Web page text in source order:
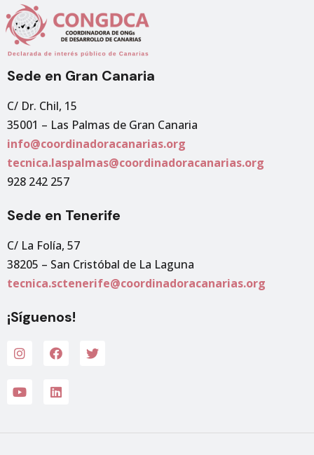
Sede en Gran Canaria
C/ Dr. Chil, 15
35001 – Las Palmas de Gran Canaria
info@coordinadoracanarias.org
tecnica.laspalmas@coordinadoracanarias.org
928 242 257
Sede en Tenerife
C/ La Folía, 57
38205 – San Cristóbal de La Laguna
tecnica.sctenerife@coordinadoracanarias.org
¡Síguenos!